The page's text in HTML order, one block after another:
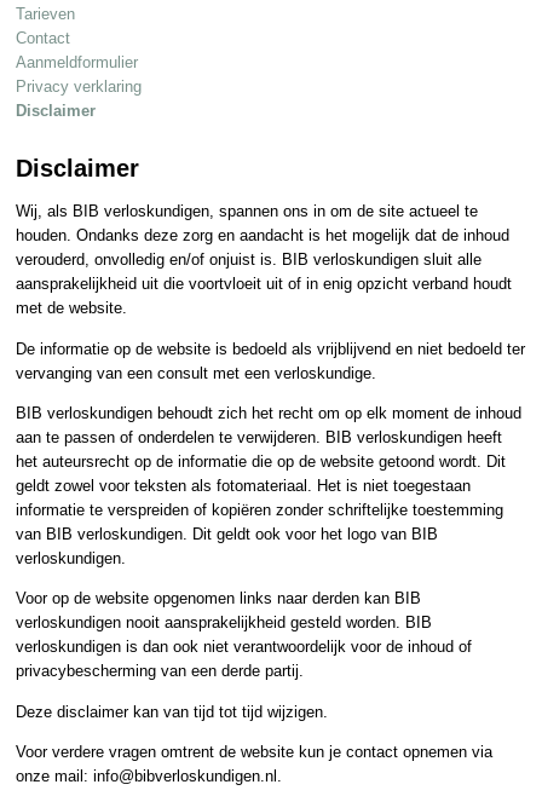
Tarieven
Contact
Aanmeldformulier
Privacy verklaring
Disclaimer
Disclaimer
Wij, als BIB verloskundigen, spannen ons in om de site actueel te
houden. Ondanks deze zorg en aandacht is het mogelijk dat de inhoud
verouderd, onvolledig en/of onjuist is. BIB verloskundigen sluit alle
aansprakelijkheid uit die voortvloeit uit of in enig opzicht verband houdt
met de website.
De informatie op de website is bedoeld als vrijblijvend en niet bedoeld ter
vervanging van een consult met een verloskundige.
BIB verloskundigen behoudt zich het recht om op elk moment de inhoud
aan te passen of onderdelen te verwijderen. BIB verloskundigen heeft
het auteursrecht op de informatie die op de website getoond wordt. Dit
geldt zowel voor teksten als fotomateriaal. Het is niet toegestaan
informatie te verspreiden of kopiëren zonder schriftelijke toestemming
van BIB verloskundigen. Dit geldt ook voor het logo van BIB
verloskundigen.
Voor op de website opgenomen links naar derden kan BIB
verloskundigen nooit aansprakelijkheid gesteld worden. BIB
verloskundigen is dan ook niet verantwoordelijk voor de inhoud of
privacybescherming van een derde partij.
Deze disclaimer kan van tijd tot tijd wijzigen.
Voor verdere vragen omtrent de website kun je contact opnemen via
onze mail: info@bibverloskundigen.nl.